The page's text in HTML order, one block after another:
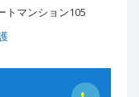
マンション105